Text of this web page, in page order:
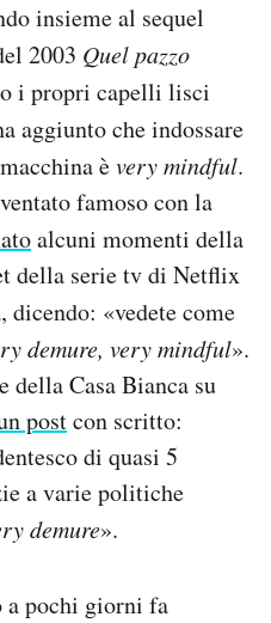
insieme al sequel
2003 Quel pazzo
i propri capelli lisci
aggiunto che indossare
èvery mindful.
famoso con la
alcuni momenti della
della serie tv di Netflix
«vedete come
demure, very mindful».
della Casa Bianca su
postcon scritto:
di quasi 5
a varie politiche
demure».
a pochi giorni fa